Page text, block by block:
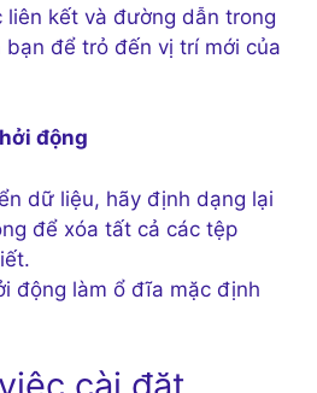
liên kết và đường dẫn trong
bạn để trỏ đến vị trí mới của
động
dữ liệu, hãy định dạng lại
để xóa tất cả các tệp
động làm ổ đĩa mặc định